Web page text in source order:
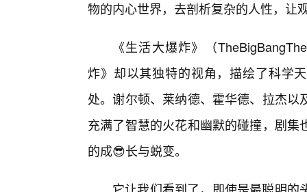
物的内心世界，去剖析复杂的人性，让
《生活大爆炸》（
炸》却以其独特的视角，描绘了科学
处。谢尔顿、莱纳德、霍华德、拉杰
充满了智慧的火花和幽默的碰撞，剧
的成😎长与蜕变。